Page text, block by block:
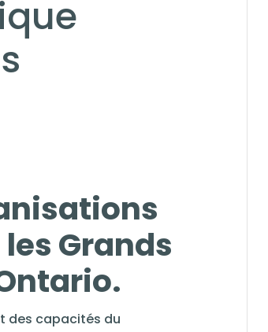
Grands
des capacités du